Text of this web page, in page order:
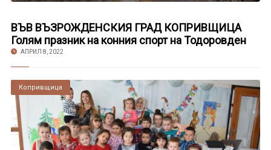
ВЪВ ВЪЗРОЖДЕНСКИЯ ГРАД КОПРИВЩИЦА
Голям празник на конния спорт на Тодоровден
АПРИЛ 8, 2022
Копривщица